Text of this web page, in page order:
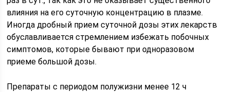
влияния на его суточную концентрацию в плазме.
Иногда дробный прием суточной дозы этих лекарств
обуславливается стремлением избежать побочных
симптомов, которые бывают при одноразовом
приеме большой дозы.
Препараты с периодом полужизни менее 12 ч